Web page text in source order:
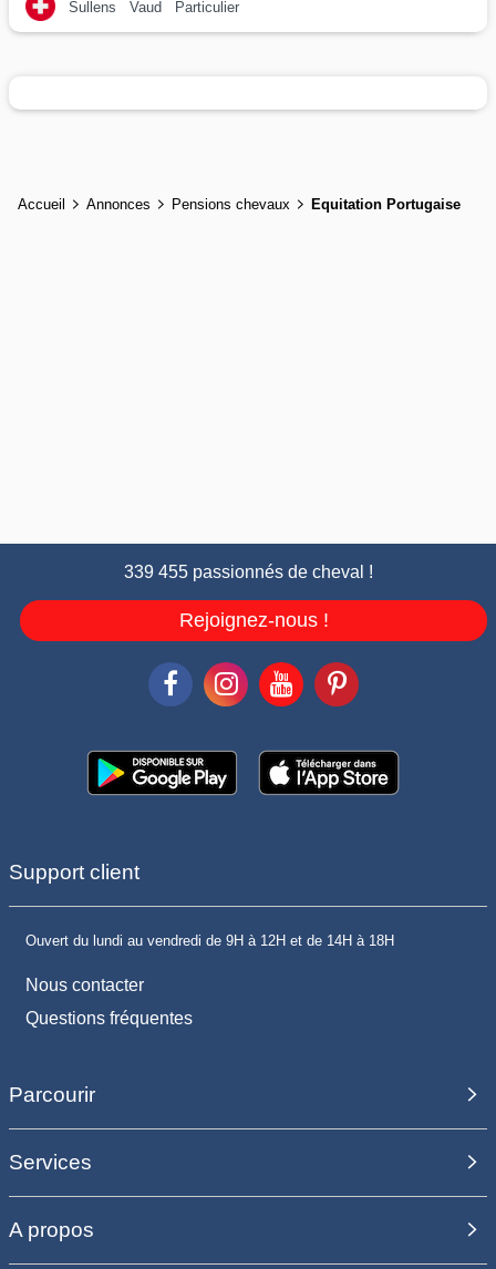
Sullens
Vaud Particulier
Accueil Annonces Pensions chevaux Equitation Portugaise
339 455 passionnés de cheval !
Rejoignez-nous !
Support client
Ouvert du lundi au vendredi de 9H à 12H et de 14H à 18H
Nous contacter
Questions fréquentes
Parcourir
Services
A propos